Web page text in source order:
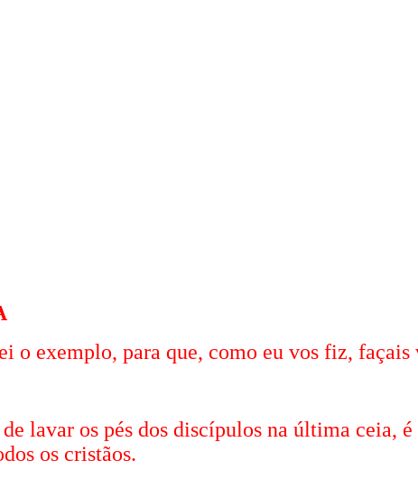
o exemplo, para que, como eu vos fiz, façais
de lavar os pés dos discípulos na última ceia,
os cristãos.